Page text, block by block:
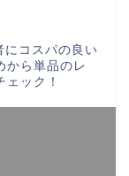
にコスパの良い
から単品のレ
ック！